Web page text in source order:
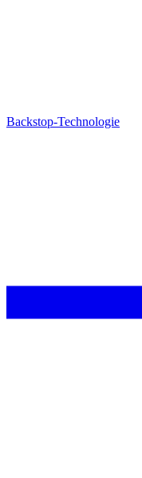
Backstop-Technologie